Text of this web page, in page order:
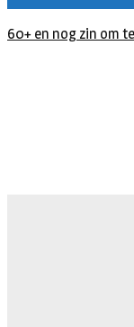
60+ en nog zin om